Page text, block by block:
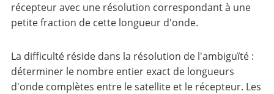
récepteur avec une résolution correspondant à une
petite fraction de cette longueur d'onde.
La difficulté réside dans la résolution de l'ambiguïté :
déterminer le nombre entier exact de longueurs
d'onde complètes entre le satellite et le récepteur. Les